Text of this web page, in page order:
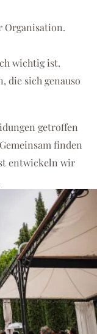
Organisation.
wichtig ist.
die sich genauso
getroffen
finden
entwickeln wir